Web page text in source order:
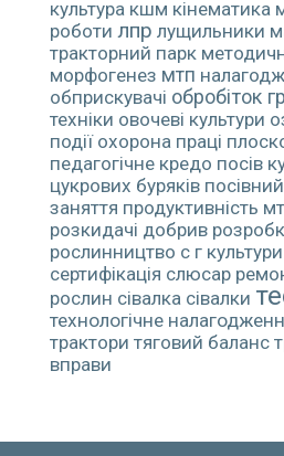
культура кшм кінематика
роботи лпр лущильники
тракторний парк
морфогенез мтп
обприскувачі обробіток
техніки овочеві культури
події охорона праці
педагогічне кредо посів
цукрових буряків
заняття продуктивність
розкидачі добрив
рослинництво с г культури
сертифікація слюсар
рослин сівалка сівалки
технологічне
трактори тяговий баланс
вправи